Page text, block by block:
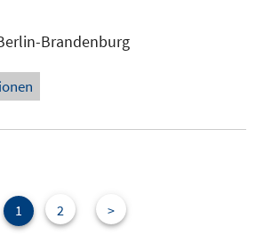
Brandenburg
1 2 >